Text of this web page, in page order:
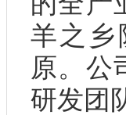
羊之
原。公
研发团